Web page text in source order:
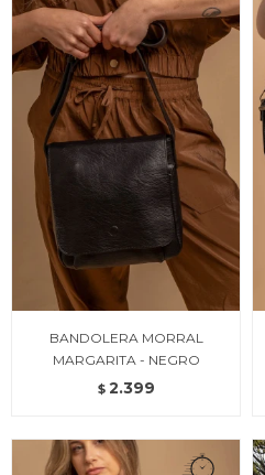
BANDOLERA MORRAL
MARGARITA - NEGRO
$ 2.399